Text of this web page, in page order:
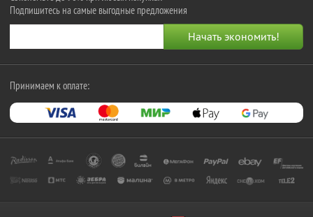
Подпишитесь на самые выгодные предложения
Принимаем к оплате: